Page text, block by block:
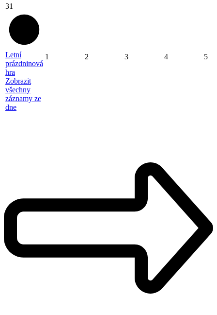
31
Letní
prázdninová
hra
Zobrazit
všechny
záznamy ze
dne
1 2 3 4 5